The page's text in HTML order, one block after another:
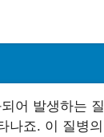
어 발생하는
나죠. 이 질병